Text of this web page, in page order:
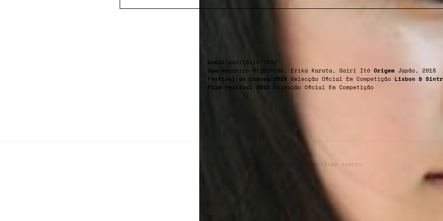
Local auditório TAGV
Com Masahiro Higashide, Erika Karata, Sairi Itô Origem Japão, 2018
Festival de Cannes 2018 Selecção Oficial Em Competição Lisbon &
Film Festival 2018
Selecção Oficial Em Competição
Clique ou faça scroll para ver o próximo evento.